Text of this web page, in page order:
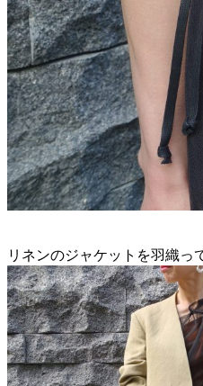
リネンのジャケットを羽織っ